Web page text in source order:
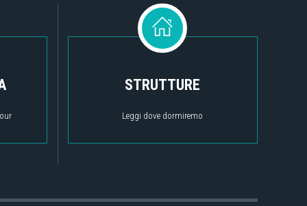
STRUTTURE
Leggi dove dormiremo